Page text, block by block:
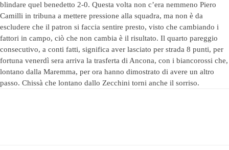
blindare quel benedetto 2-0. Questa volta non c’era nemmeno Piero
Camilli in tribuna a mettere pressione alla squadra, ma non è da
escludere che il patron si faccia sentire presto, visto che cambiando i
fattori in campo, ciò che non cambia è il risultato. Il quarto pareggio
consecutivo, a conti fatti, significa aver lasciato per strada 8 punti, per
fortuna venerdì sera arriva la trasferta di Ancona, con i biancorossi che,
lontano dalla Maremma, per ora hanno dimostrato di avere un altro
passo. Chissà che lontano dallo Zecchini torni anche il sorriso.